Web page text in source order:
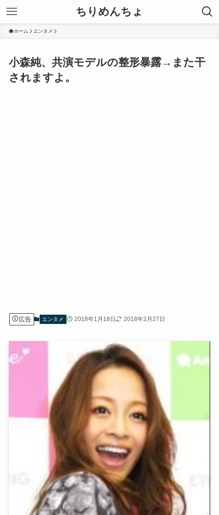
ちりめんちょ
ホーム エンタメ
小森純、共演モデルの整形暴露→また干
されますよ。
広告 エンタメ 2018年1月18日 2018年2月27日